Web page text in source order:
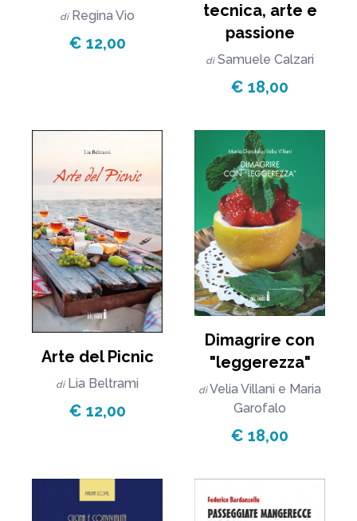
di Regina Vio
€ 12,00
tecnica, arte e
passione
di Samuele Calzari
€ 18,00
Arte del Picnic
di Lia Beltrami
€ 12,00
Dimagrire con
"leggerezza"
di Velia Villani e Maria
Garofalo
€ 18,00